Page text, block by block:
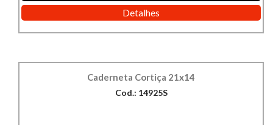
Detalhes
Caderneta Cortiça 21x14
Cod.: 14925S